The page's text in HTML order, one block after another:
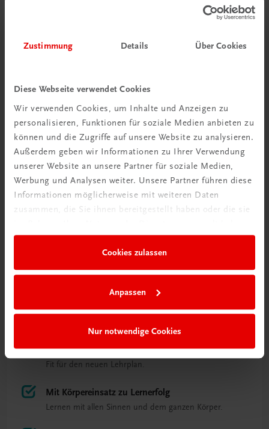
Zustimmung Details Über Cookies
Diese Webseite verwendet Cookies
Wir verwenden Cookies, um Inhalte und Anzeigen zu
personalisieren, Funktionen für soziale Medien anbieten zu
können und die Zugriffe auf unsere Website zu analysieren.
Außerdem geben wir Informationen zu Ihrer Verwendung
unserer Website an unsere Partner für soziale Medien,
Werbung und Analysen weiter. Unsere Partner führen diese
Informationen möglicherweise mit weiteren Daten
zusammen, die Sie ihnen bereitgestellt haben oder die sie
Cookies zulassen
Anpassen
Nur notwendige Cookies
Es ist toll, zu sehen, mit welchem Eifer Kinder
lernen, wenn die Inhalte passend aufbereitet sind!
unser primäres Anliegen.
Christina Konrad (Autorin)
Kompetenzorientiert
Fit für den neuen Lehrplan.
Mit Körpereinsatz zu Lernerfolg
Lernen mit allen Sinnen und dem ganzen Körper.